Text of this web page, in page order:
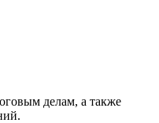
делам, а также